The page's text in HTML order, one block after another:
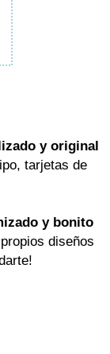
y original
tarjetas de
y bonito
diseños